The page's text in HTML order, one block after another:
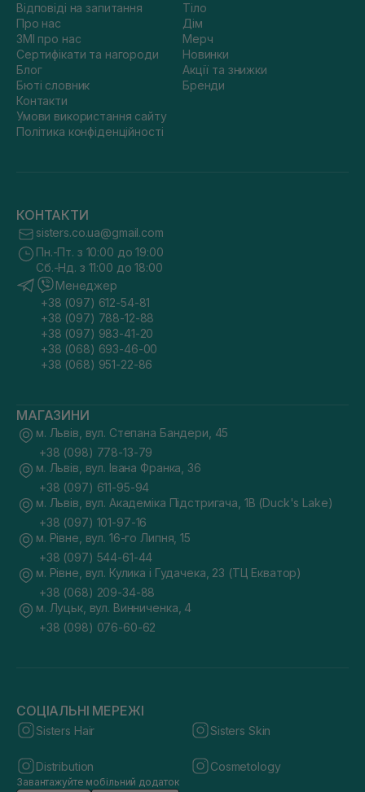
Відповіді на запитання
Про нас
ЗМІ про нас
Сертифікати та нагороди
Блог
Бюті словник
Контакти
Умови використання сайту
Політика конфіденційності
Тіло
Дім
Мерч
Новинки
Акції та знижки
Бренди
КОНТАКТИ
sisters.co.ua@gmail.com
Пн.-Пт. з 10:00 до 19:00
Сб.-Нд. з 11:00 до 18:00
Менеджер
+38 (097) 612-54-81
+38 (097) 788-12-88
+38 (097) 983-41-20
+38 (068) 693-46-00
+38 (068) 951-22-86
МАГАЗИНИ
м. Львів, вул. Степана Бандери, 45
+38 (098) 778-13-79
м. Львів, вул. Івана Франка, 36
+38 (097) 611-95-94
м. Львів, вул. Академіка Підстригача, 1В (Duck's Lake)
+38 (097) 101-97-16
м. Рівне, вул. 16-го Липня, 15
+38 (097) 544-61-44
м. Рівне, вул. Кулика і Гудачека, 23 (ТЦ Екватор)
+38 (068) 209-34-88
м. Луцьк, вул. Винниченка, 4
+38 (098) 076-60-62
СОЦІАЛЬНІ МЕРЕЖІ
Sisters Hair Sisters Skin
Distribution Cosmetology
Завантажуйте мобільний додаток